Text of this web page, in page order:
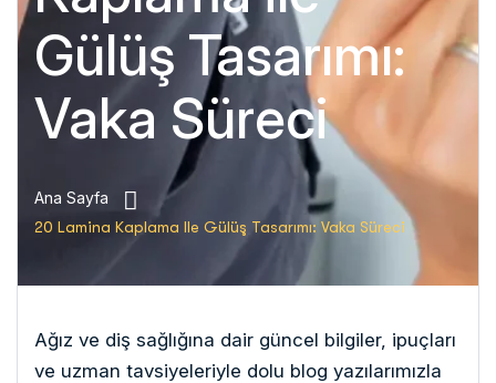
Gülüş Tasarımı:
Vaka Süreci
Ana Sayfa
20 Lamina Kaplama Ile Gülüş Tasarımı: Vaka Süreci
Ağız ve diş sağlığına dair güncel bilgiler, ipuçları
ve uzman tavsiyeleriyle dolu blog yazılarımızla